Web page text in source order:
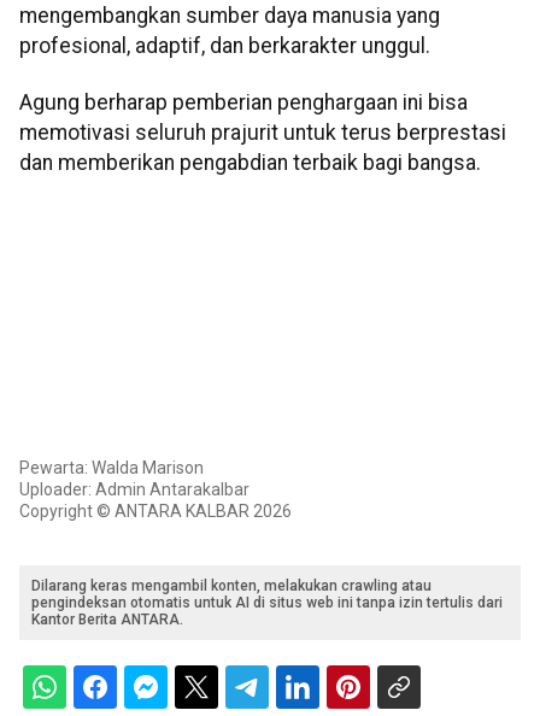
mengembangkan sumber daya manusia yang
profesional, adaptif, dan berkarakter unggul.
Agung berharap pemberian penghargaan ini bisa
memotivasi seluruh prajurit untuk terus berprestasi
dan memberikan pengabdian terbaik bagi bangsa.
Pewarta: Walda Marison
Uploader: Admin Antarakalbar
Copyright © ANTARA KALBAR 2026
Dilarang keras mengambil konten, melakukan crawling atau
pengindeksan otomatis untuk AI di situs web ini tanpa izin tertulis dari
Kantor Berita ANTARA.